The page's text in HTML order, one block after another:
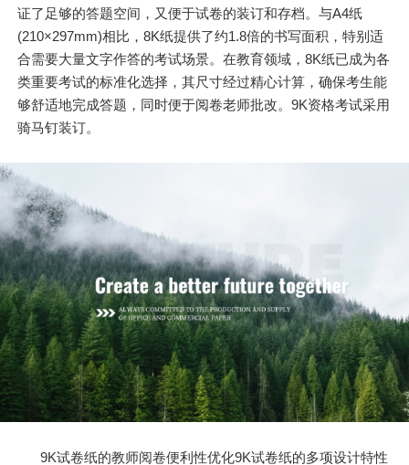
证了足够的答题空间，又便于试卷的装订和存档。与A4纸
(210×297mm)相比，8K纸提供了约1.8倍的书写面积，特别适
合需要大量文字作答的考试场景。在教育领域，8K纸已成为各
类重要考试的标准化选择，其尺寸经过精心计算，确保考生能
够舒适地完成答题，同时便于阅卷老师批改。9K资格考试采用
骑马钉装订。
9K试卷纸的教师阅卷便利性优化9K试卷纸的多项设计特性